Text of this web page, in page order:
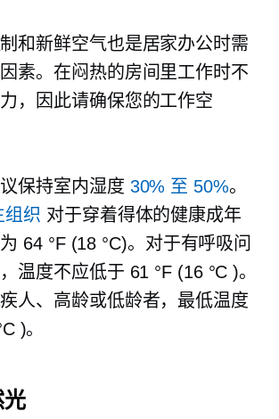
和新鲜空气也是居家办公时需
素。在闷热的房间里工作时不
，因此请确保您的工作空
保持室内湿度 30% 至 50%。
组织 对于穿着得体的健康成年
64 °F (18 °C)。对于有呼吸问
温度不应低于 61 °F (16 °C )。
人、高龄或低龄者，最低温度
)。